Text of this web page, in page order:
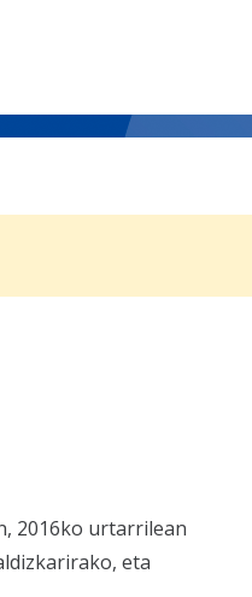
2016ko urtarrilean
eta